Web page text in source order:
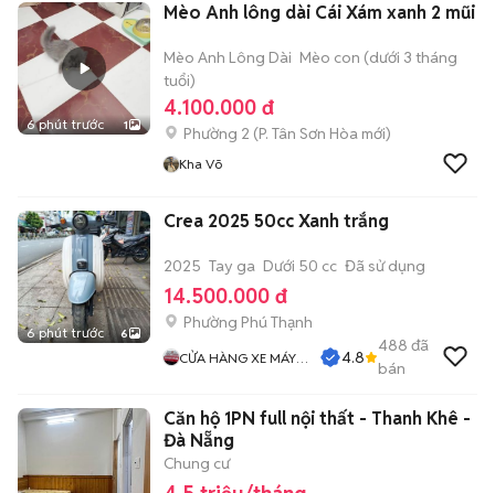
6 phút trước 1
Mèo Anh lông dài Cái Xám xanh 2 mũi
Mèo Anh Lông Dài Mèo con (dưới 3 tháng
tuổi)
4.100.000 đ
Phường 2 (P. Tân Sơn Hòa mới)
Kha Võ
6 phút trước 6
Crea 2025 50cc Xanh trắng
2025 Tay ga Dưới 50 cc Đã sử dụng
14.500.000 đ
Phường Phú Thạnh
CỬA HÀNG XE MÁY
4.8
488 đã
bán
Căn hộ 1PN full nội thất - Thanh Khê -
Đà Nẵng
Chung cư